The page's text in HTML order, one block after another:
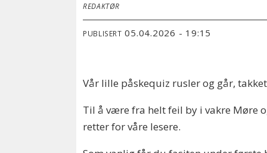
REDAKTØR
PUBLISERT 05.04.2026 - 19:15
Vår lille påskequiz rusler og går,
Til å være fra helt feil by i vakre Møre
retter for våre lesere.